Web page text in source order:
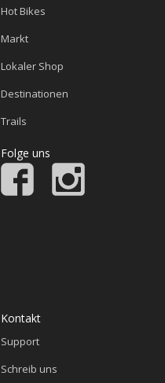
Hot Bikes
Markt
Lokaler Shop
Destinationen
Trails
Folge uns
Kontakt
Support
Schreib uns